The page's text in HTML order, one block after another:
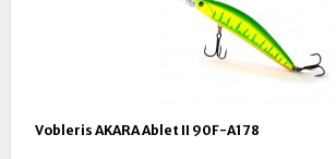
Vobleris AKARA Ablet II 90F-A178